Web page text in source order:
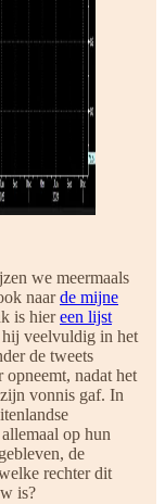
we meermaals
naarde mijne
is hiereen lijst
veelvuldig in het
de tweets
nadat het
vonnis gaf. In
op hun
gebleven, de
rechter dit
is?